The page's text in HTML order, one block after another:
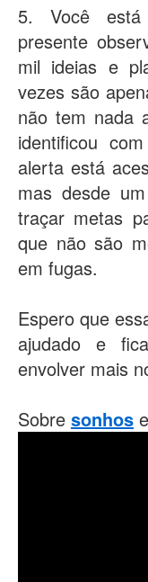
5. Você
presente
mil ideias e
vezes são
não tem nada
identificou
alerta está
mas desde
traçar metas
que não são
em fugas.
Espero que
ajudado e
envolver mais
Sobre sonhos